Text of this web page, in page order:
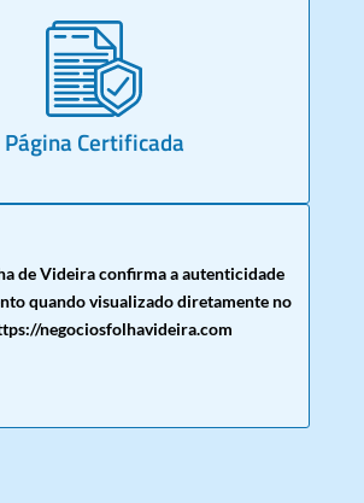
Página Certificada
de Videira confirma a autenticidade
quando visualizado diretamente no
negociosfolhavideira.com